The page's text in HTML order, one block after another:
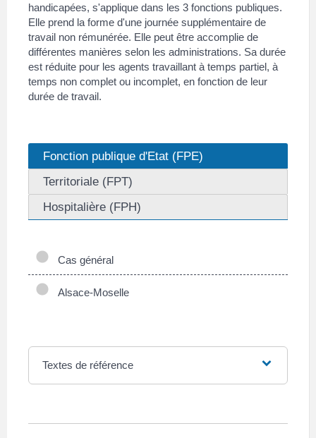
handicapées, s'applique dans les 3 fonctions publiques.
Elle prend la forme d'une journée supplémentaire de
travail non rémunérée. Elle peut être accomplie de
différentes manières selon les administrations. Sa durée
est réduite pour les agents travaillant à temps partiel, à
temps non complet ou incomplet, en fonction de leur
durée de travail.
Fonction publique d'Etat (FPE)
Territoriale (FPT)
Hospitalière (FPH)
Cas général
Alsace-Moselle
Textes de référence